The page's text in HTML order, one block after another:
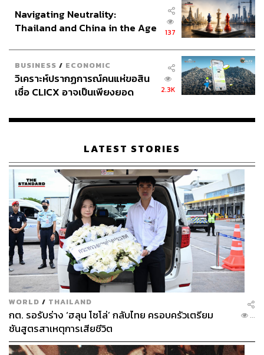
ปรากฏการณ์งบเหลือ 5 พันล้าน และหลัก 3 จริง
อย่างไรก็ตาม ข่าวการจัดเก็บรายได้ภาษีที่เพิ่มขึ้น จน กทม. มี
งบประมาณเหลือกว่า 5 พันล้านบาท ถือเป็นปรากฏการณ์ที่
ฝ่ายรายได้ที่จัดเก็บได้มากขึ้น และฝ่ายรายจ่ายที่ประหยัดได้
อาจารย์มานะกล่าวว่าความสำเร็จนี้เกิดขึ้นจากสิ่งที่เรียกว่า
ระบบ 3 จริง
เปิดเผยข้อมูลจริง: แม้กฎหมายจะบังคับให้องค์กร
ปกครองส่วนท้องถิ่นต้องเปิดเผยข้อมูลอยู่แล้ว แต่เมื่อผู้
บริหารลงมือทำอย่างจริงจัง ประชาชนตรวจสอบได้
“อะไรที่สว่าง อะไรที่คนเข้าไปตรวจ คนโกงจะโกงยาก
ขึ้น”
ตรวจสอบจริง: มีการตรวจสอบอย่างเข้มงวดว่าการใช้
เงินทุกบาททุกสตางค์ของ กทม. ต้องได้ประโยชน์เต็ม
เม็ดเต็มหน่วย เพื่อรักษาผลประโยชน์ของรัฐ
ลงโทษจริง: กทม. ได้ดำเนินคดีกับข้าราชการและ
ลูกจ้างที่กระทำผิดหลายรายในช่วง 4 ปีที่ผ่านมา ซึ่งถือ
เป็นเรื่องที่จำเป็นอย่างยิ่ง
Navigating Neutrality:
Thailand and China in the Age
137
BUSINESS / ECONOMIC
วิเคราะห์ปรากฏการณ์คนแห่ขอสิน
เชื่อ CLICX อาจเป็นเพียงยอด
เรือนไทยที่ถูกซุกไว้
2.3K
LATEST STORIES
WORLD / THAILAND
กต. รอรับร่าง ‘ฮลุน โซโล่’ กลับไทย ครอบครัวเตรียม
ชันสูตรสาเหตุการเสียชีวิต
...